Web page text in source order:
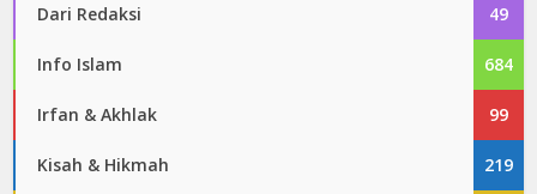
Dari Redaksi 49
Info Islam 684
Irfan & Akhlak 99
Kisah & Hikmah 219